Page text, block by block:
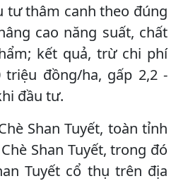
tư thâm canh theo đúng
cao năng suất, chất
kết quả, trừ chi phí
đồng/ha, gấp 2,2 -
đầu tư.
Shan Tuyết, toàn tỉnh
Shan Tuyết, trong đó
Tuyết cổ thụ trên địa